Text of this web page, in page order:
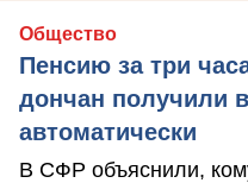
Общество
Пенсию за три
дончан получили
автоматически
В СФР объяснили,